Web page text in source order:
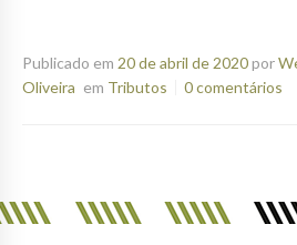
Publicado em 20 de abril de 2020por
Oliveira em Tributos 0 comentários